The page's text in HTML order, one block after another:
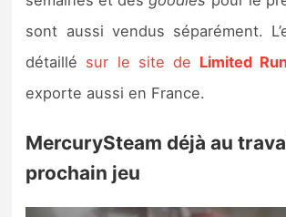
sont aussi vendus séparément.
détaillé sur le site de Limited
exporte aussi en France.
MercurySteam déjà au
prochain jeu